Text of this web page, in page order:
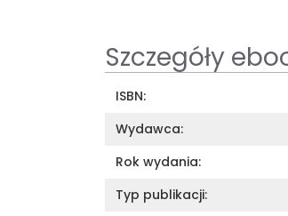
Szczegóły
ISBN:
Wydawca:
Rok wydania:
Typ publikacji: